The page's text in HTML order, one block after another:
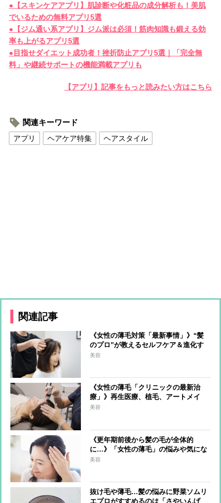
●【スキンケアアプリ】肌診断や化粧品の成分解析も！美肌
でいるための無料アプリ5選
●【ジム通い系アプリ】ジム派は必須！筋肉知識も鍛える効
率も上がるアプリ5選
●目指せダイエット成功者！挫折防止アプリ5選｜「完全無
料」や継続サポートの機能満載アプリも
【アプリ】記事をもっと読みたい方はこちら
関連キーワード
アプリ
ヘアケア特集 ヘアスタイル
関連記事
《女性の薄毛対策「最新事情」》“髪
のプロ”が教えるセルフケア＆進化す
るウィッグをアラフィフライターが体
美容
《女性の薄毛「クリニックの最新治
療」》再生医療、植毛、アートメイ
ク どんな治療？いくらかかる？医師
美容
《更年期前後から髪の毛が全体的
に…》「女性の薄毛」の悩みや気にな
る再生医療を医師が解説
美容
抜け毛や薄毛…髪の悩みに野菜ソムリ
エプロがすすめるのは「さやいんげ